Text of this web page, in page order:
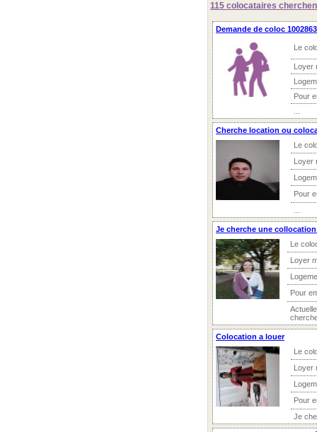
115 colocataires
Demande de coloc
Le
Loyer
Pour
Cherche location ou
Le
Loyer
Pour
Je cherche une
Le
Loyer
Pour
Colocation a louer
Le
Loyer
Pour
Je